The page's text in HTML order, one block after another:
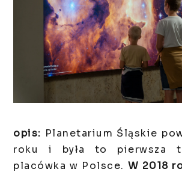
opis: Planetarium Śląskie
roku i była to pierwsza
placówka w Polsce. W 2018